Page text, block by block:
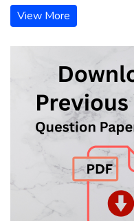
View More